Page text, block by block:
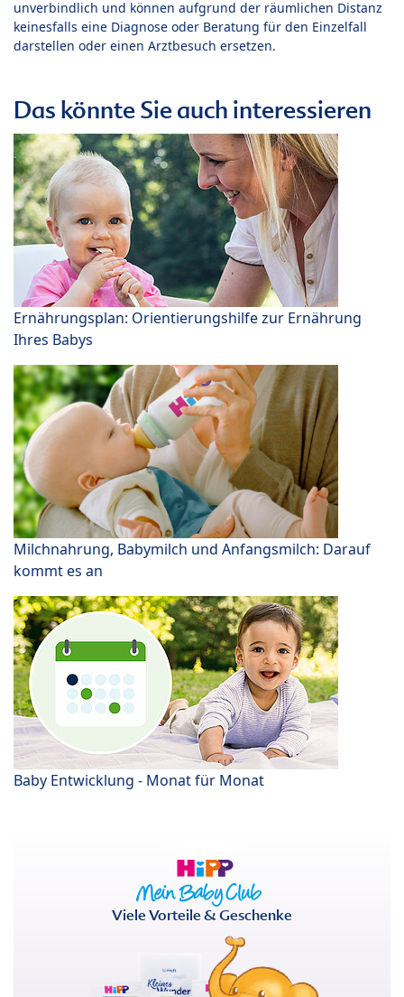
unverbindlich und können aufgrund der räumlichen Distanz
keinesfalls eine Diagnose oder Beratung für den Einzelfall
darstellen oder einen Arztbesuch ersetzen.
Das könnte Sie auch interessieren
Ernährungsplan: Orientierungshilfe zur Ernährung
Ihres Babys
Milchnahrung, Babymilch und Anfangsmilch: Darauf
kommt es an
Baby Entwicklung - Monat für Monat
Viele Vorteile & Geschenke